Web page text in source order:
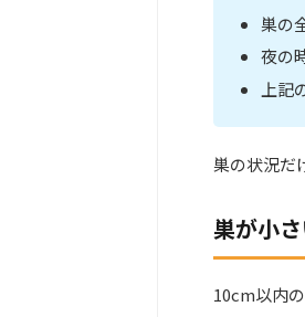
巣の
夜の
上記
巣の状況だ
巣が小
10cm以内